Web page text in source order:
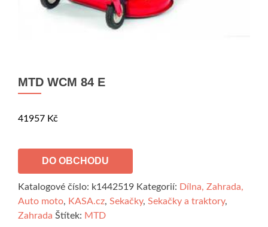
MTD WCM 84 E
41957 Kč
DO OBCHODU
Katalogové číslo: k1442519 Kategorií: Dílna, Zahrada,
Auto moto, KASA.cz, Sekačky, Sekačky a traktory,
Zahrada Štítek: MTD